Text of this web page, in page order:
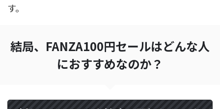
す。
結局、FANZA100円セールはどんな人
におすすめなのか？